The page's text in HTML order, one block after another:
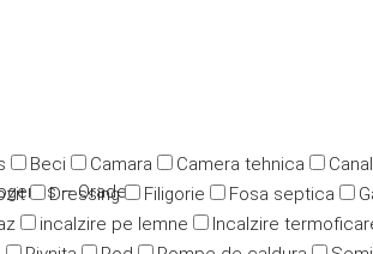
Beci Camara Camera tehnica
Dressing Filigorie Fosa septica
incalzire pe lemne Incalzire
– Oradea